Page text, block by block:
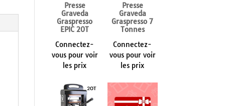
Presse
Graveda
Graspresso
EPIC 20T
Connectez-
vous pour voir
les prix
Presse
Graveda
Graspresso 7
Tonnes
Connectez-
vous pour voir
les prix